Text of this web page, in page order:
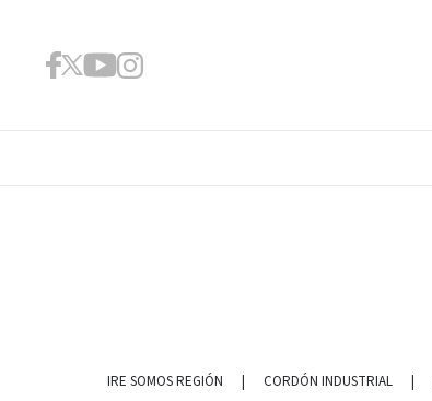
IRE SOMOS REGIÓN | CORDÓN INDUSTRIAL |